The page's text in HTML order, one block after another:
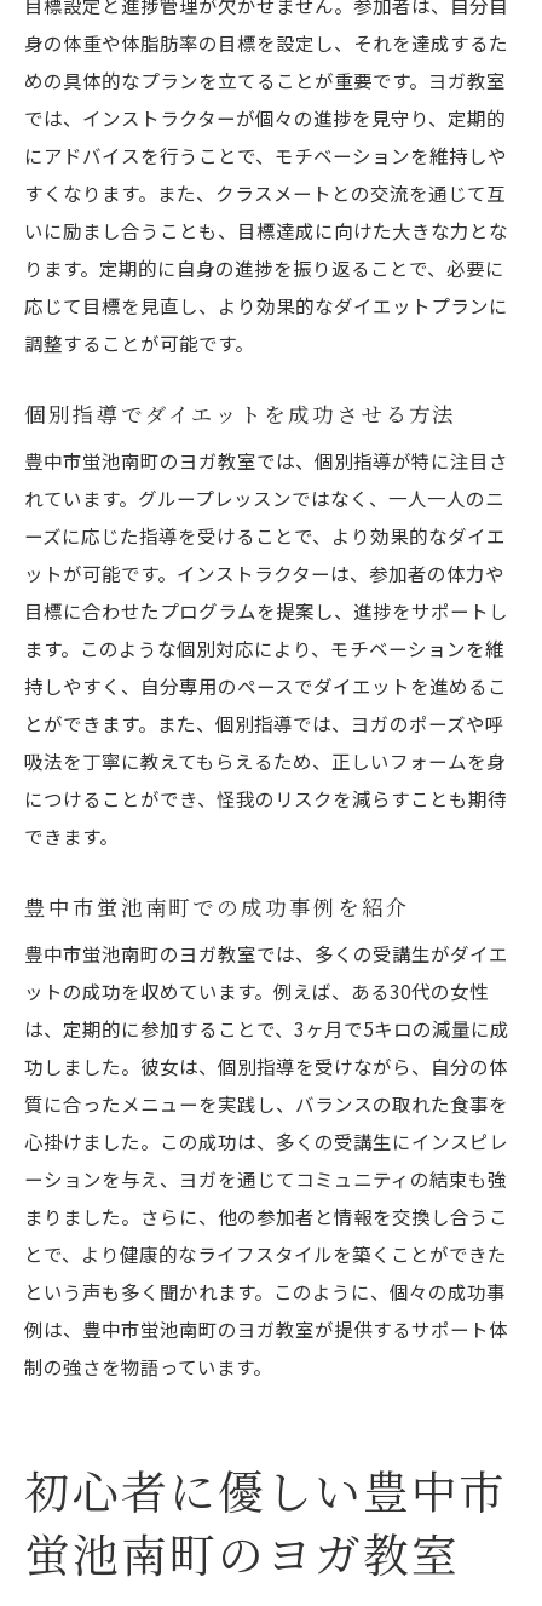
身の体重や体脂肪率の目標を設定し、それを達成するた
めの具体的なプランを立てることが重要です。ヨガ教室
では、インストラクターが個々の進捗を見守り、定期的
にアドバイスを行うことで、モチベーションを維持しや
すくなります。また、クラスメートとの交流を通じて互
いに励まし合うことも、目標達成に向けた大きな力とな
ります。定期的に自身の進捗を振り返ることで、必要に
応じて目標を見直し、より効果的なダイエットプランに
調整することが可能です。
個別指導でダイエットを成功させる方法
豊中市蛍池南町のヨガ教室では、個別指導が特に注目さ
れています。グループレッスンではなく、一人一人のニ
ーズに応じた指導を受けることで、より効果的なダイエ
ットが可能です。インストラクターは、参加者の体力や
目標に合わせたプログラムを提案し、進捗をサポートし
ます。このような個別対応により、モチベーションを維
持しやすく、自分専用のペースでダイエットを進めるこ
とができます。また、個別指導では、ヨガのポーズや呼
吸法を丁寧に教えてもらえるため、正しいフォームを身
につけることができ、怪我のリスクを減らすことも期待
できます。
豊中市蛍池南町での成功事例を紹介
豊中市蛍池南町のヨガ教室では、多くの受講生がダイエ
ットの成功を収めています。例えば、ある30代の女性
は、定期的に参加することで、3ヶ月で5キロの減量に成
功しました。彼女は、個別指導を受けながら、自分の体
質に合ったメニューを実践し、バランスの取れた食事を
心掛けました。この成功は、多くの受講生にインスピレ
ーションを与え、ヨガを通じてコミュニティの結束も強
まりました。さらに、他の参加者と情報を交換し合うこ
とで、より健康的なライフスタイルを築くことができた
という声も多く聞かれます。このように、個々の成功事
例は、豊中市蛍池南町のヨガ教室が提供するサポート体
制の強さを物語っています。
初心者に優しい豊中市
蛍池南町のヨガ教室